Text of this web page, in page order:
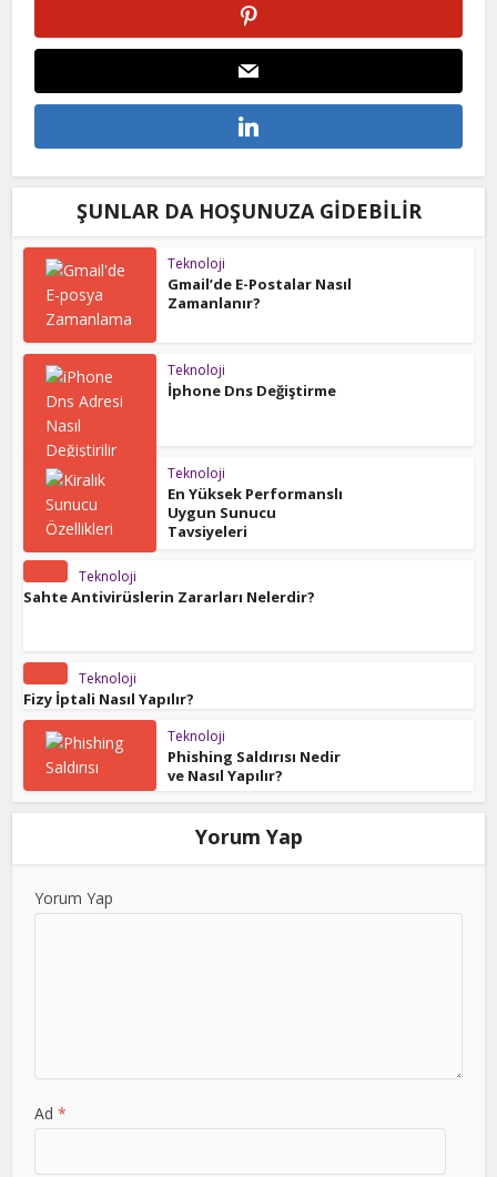
ŞUNLAR DA HOŞUNUZA GIDEBILIR
Teknoloji
Gmail’de E-Postalar Nasıl
Zamanlanır?
Teknoloji
İphone Dns Değiştirme
Teknoloji
En Yüksek Performanslı
Uygun Sunucu
Tavsiyeleri
Teknoloji
Sahte Antivirüslerin Zararları Nelerdir?
Teknoloji
Fizy İptali Nasıl Yapılır?
Teknoloji
Phishing Saldırısı Nedir
ve Nasıl Yapılır?
Yorum Yap
Yorum Yap
Ad*